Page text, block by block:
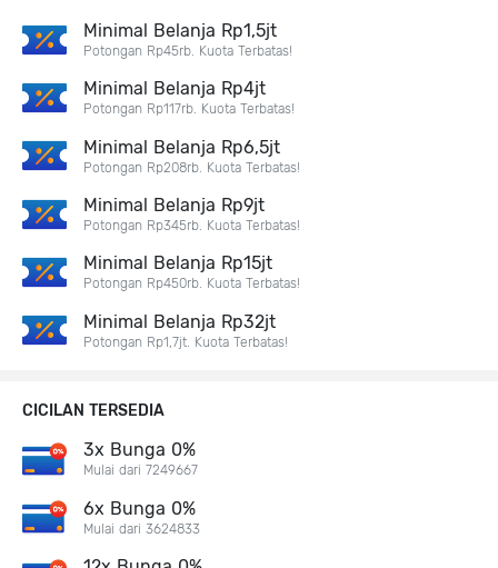
Minimal Belanja Rp1,5jt
Potongan Rp45rb. Kuota Terbatas!
Minimal Belanja Rp4jt
Potongan Rp117rb. Kuota Terbatas!
Minimal Belanja Rp6,5jt
Potongan Rp208rb. Kuota Terbatas!
Minimal Belanja Rp9jt
Potongan Rp345rb. Kuota Terbatas!
Minimal Belanja Rp15jt
Potongan Rp450rb. Kuota Terbatas!
Minimal Belanja Rp32jt
Potongan Rp1,7jt. Kuota Terbatas!
CICILAN TERSEDIA
3x Bunga 0%
Mulai dari 7249667
6x Bunga 0%
Mulai dari 3624833